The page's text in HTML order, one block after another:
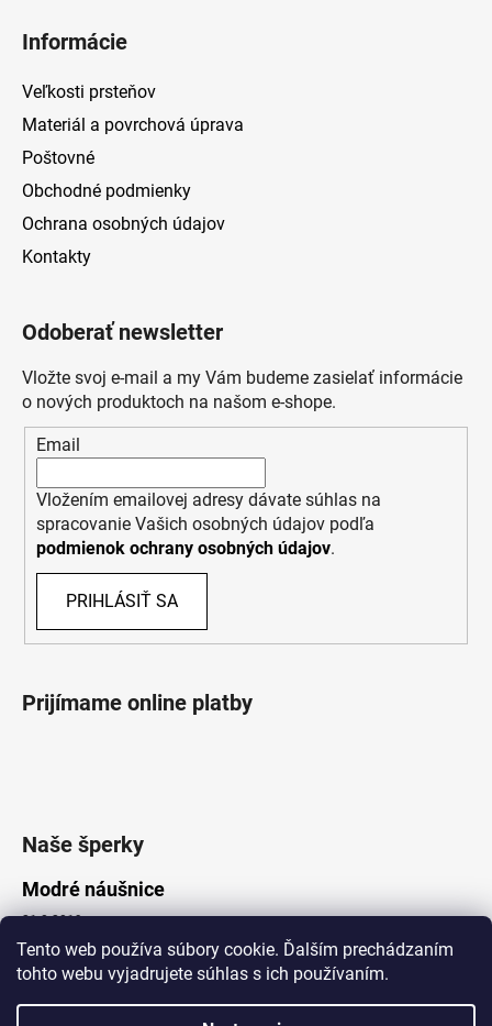
Tento web používa súbory cookie. Ďalším prechádzaním
tohto webu vyjadrujete súhlas s ich používaním.
Informácie
Veľkosti prsteňov
Materiál a povrchová úprava
Poštovné
Obchodné podmienky
Ochrana osobných údajov
Kontakty
Odoberať newsletter
Vložte svoj e-mail a my Vám budeme zasielať informácie
o nových produktoch na našom e-shope.
Email
Vložením emailovej adresy dávate súhlas na
spracovanie Vašich osobných údajov podľa
podmienok ochrany osobných údajov.
PRIHLÁSIŤ SA
Prijímame online platby
Naše šperky
Modré náušnice
21.8.2019
Vytvoril Shoptet